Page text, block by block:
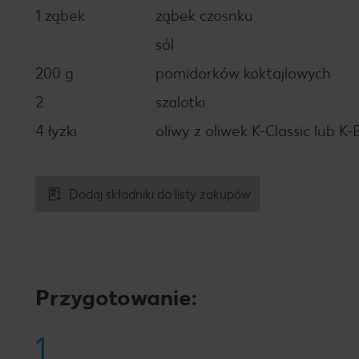
1 ząbek
ząbek czosnku
sól
200 g
pomidorków koktajlowych
2
szalotki
4 łyżki
oliwy z oliwek K-Classic lub K-
Dodaj składniki do listy zakupów
Przygotowanie:
1